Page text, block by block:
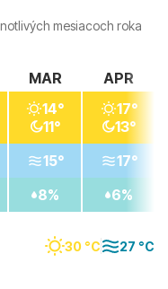
mesiacoch roka
30 °C 27 °C
MAR
14°
11°
15°
8%
APR
17°
13°
17°
6%